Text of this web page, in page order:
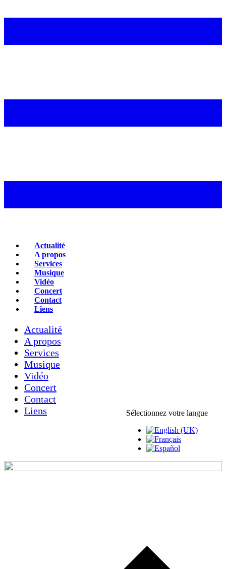
Actualité
A propos
Services
Musique
Vidéo
Concert
Contact
Liens
Actualité
A propos
Services
Musique
Vidéo
Concert
Contact
Liens
Sélectionnez votre langue